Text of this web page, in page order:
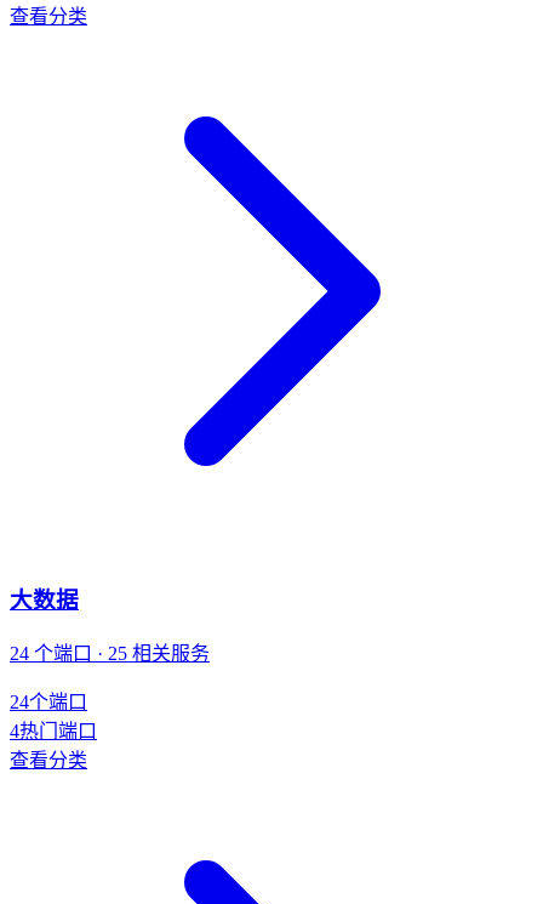
查看分类
大数据
24 个端口 · 25 相关服务
24个端口
4热门端口
查看分类